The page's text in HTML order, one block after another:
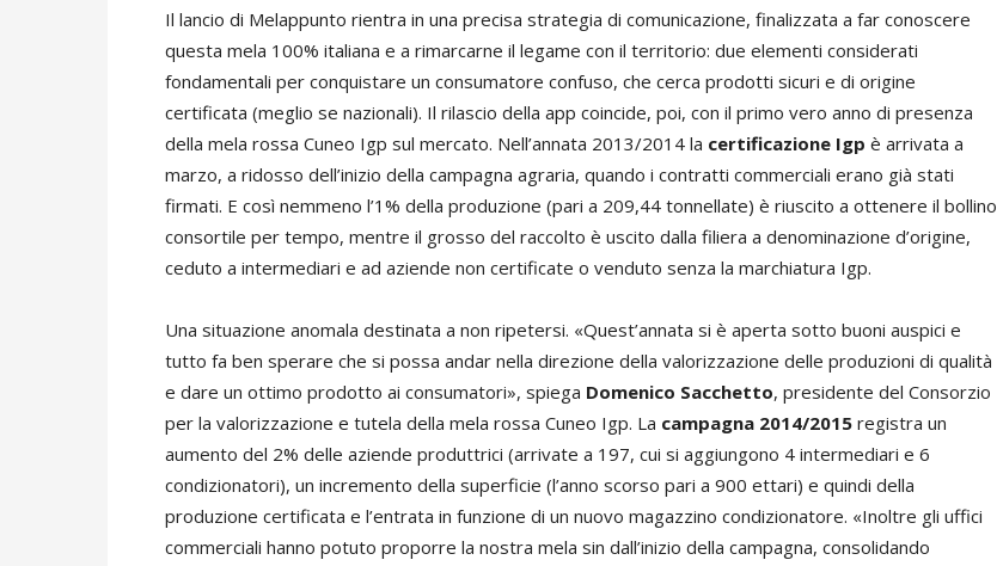
Il lancio di Melappunto rientra in una precisa strategia di comunicazione, finalizzata a far conoscere
questa mela 100% italiana e a rimarcarne il legame con il territorio: due elementi considerati
fondamentali per conquistare un consumatore confuso, che cerca prodotti sicuri e di origine
certificata (meglio se nazionali). Il rilascio della app coincide, poi, con il primo vero anno di presenza
della mela rossa Cuneo Igp sul mercato. Nell’annata 2013/2014 la certificazione Igp è arrivata a
marzo, a ridosso dell’inizio della campagna agraria, quando i contratti commerciali erano già stati
firmati. E così nemmeno l’1% della produzione (pari a 209,44 tonnellate) è riuscito a ottenere il bollino
consortile per tempo, mentre il grosso del raccolto è uscito dalla filiera a denominazione d’origine,
ceduto a intermediari e ad aziende non certificate o venduto senza la marchiatura Igp.
Una situazione anomala destinata a non ripetersi. «Quest’annata si è aperta sotto buoni auspici e
tutto fa ben sperare che si possa andar nella direzione della valorizzazione delle produzioni di qualità
e dare un ottimo prodotto ai consumatori», spiega Domenico Sacchetto, presidente del Consorzio
per la valorizzazione e tutela della mela rossa Cuneo Igp. La campagna 2014/2015 registra un
aumento del 2% delle aziende produttrici (arrivate a 197, cui si aggiungono 4 intermediari e 6
condizionatori), un incremento della superficie (l’anno scorso pari a 900 ettari) e quindi della
produzione certificata e l’entrata in funzione di un nuovo magazzino condizionatore. «Inoltre gli uffici
commerciali hanno potuto proporre la nostra mela sin dall’inizio della campagna, consolidando